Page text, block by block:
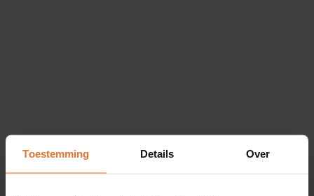
Toestemming Details Over